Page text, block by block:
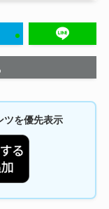
を優先表示